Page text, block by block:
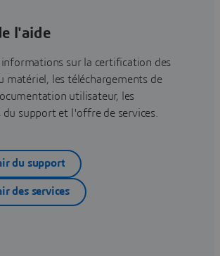
l'aide
informations sur la certification des
matériel, les téléchargements de
utilisateur, les
du support et l'offre de services.
du support
des services